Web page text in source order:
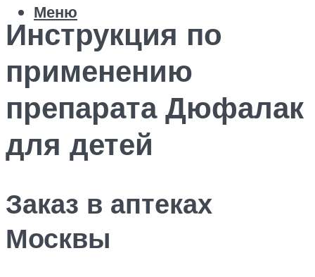
Меню
Инструкция по
применению
препарата Дюфалак
для детей
Заказ в аптеках
Москвы